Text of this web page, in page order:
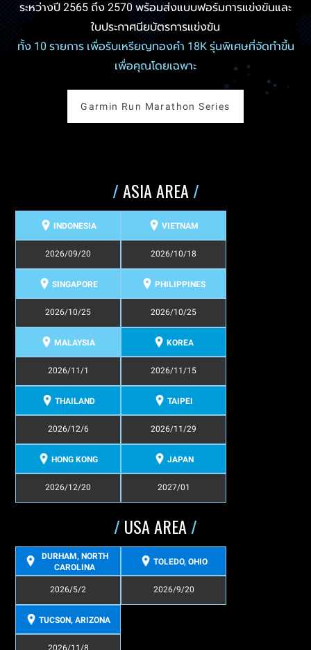
ระหว่างปี 2565 ถึง 2570 พร้อมส่งแบบฟอร์มการแข่งขันและ
ใบประกาศนียบัตรการแข่งขัน
ทั้ง 10 รายการ เพื่อรับเหรียญทองคำ 18K รุ่นพิเศษที่จัดทำขึ้น
เพื่อคุณโดยเฉพาะ
Garmin Run Marathon Series
/ASIA AREA /
INDONESIA
2026/09/20
VIETNAM
2026/10/18
SINGAPORE
2026/10/25
PHILIPPINES
2026/10/25
MALAYSIA
2026/11/1
KOREA
2026/11/15
THAILAND
2026/12/6
TAIPEI
2026/11/29
HONG KONG
2026/12/20
JAPAN
2027/01
/ USA AREA /
DURHAM, NORTH
CAROLINA
2026/5/2
TOLEDO, OHIO
2026/9/20
TUCSON, ARIZONA
2026/11/8